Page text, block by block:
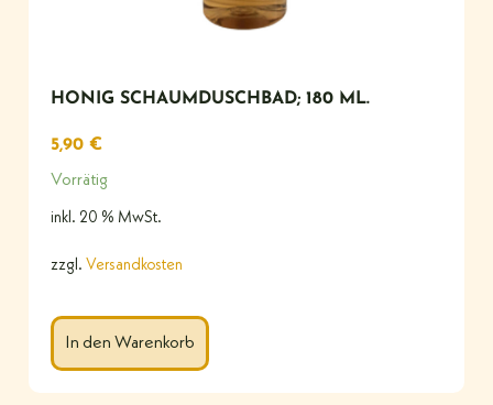
HONIG SCHAUMDUSCHBAD; 180 ML.
5,90 €
Vorrätig
inkl. 20 % MwSt.
zzgl. Versandkosten
In den Warenkorb